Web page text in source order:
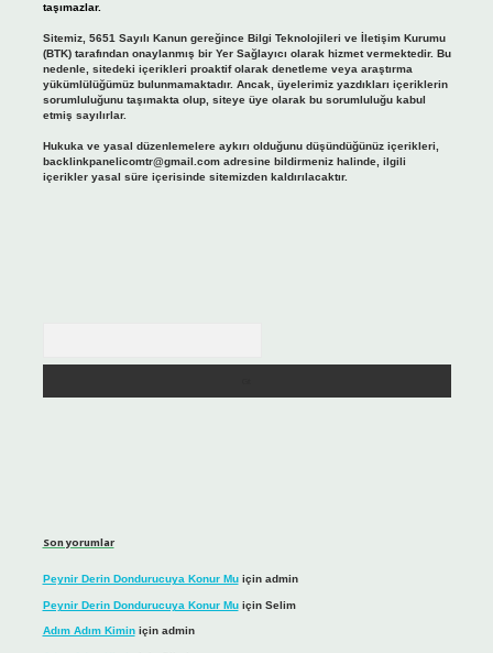
taşımazlar.
Sitemiz, 5651 Sayılı Kanun gereğince Bilgi Teknolojileri ve İletişim Kurumu
(BTK) tarafından onaylanmış bir Yer Sağlayıcı olarak hizmet vermektedir. Bu
nedenle, sitedeki içerikleri proaktif olarak denetleme veya araştırma
yükümlülüğümüz bulunmamaktadır. Ancak, üyelerimiz yazdıkları içeriklerin
sorumluluğunu taşımakta olup, siteye üye olarak bu sorumluluğu kabul
etmiş sayılırlar.
Hukuka ve yasal düzenlemelere aykırı olduğunu düşündüğünüz içerikleri,
backlinkpanelicomtr@gmail.comadresine bildirmeniz halinde, ilgili
içerikler yasal süre içerisinde sitemizden kaldırılacaktır.
Son yorumlar
Peynir Derin Dondurucuya Konur Muiçin admin
Peynir Derin Dondurucuya Konur Muiçin Selim
Adım Adım Kiminiçin admin